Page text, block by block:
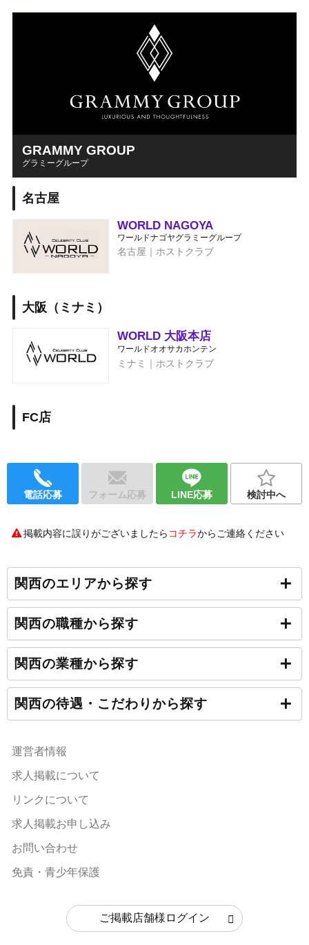
GRAMMY GROUP
グラミーグループ
名古屋
WORLD NAGOYA
ワールドナゴヤグラミーグループ
名古屋｜ホストクラブ
大阪（ミナミ）
WORLD 大阪本店
ワールドオオサカホンテン
ミナミ｜ホストクラブ
FC店
電話応募 フォーム応募 LINE応募 検討中へ
掲載内容に誤りがございましたら コチラからご連絡ください
関西のエリアから探す
関西の職種から探す
関西の業種から探す
関西の待遇・こだわりから探す
運営者情報
求人掲載について
リンクについて
求人掲載お申し込み
お問い合わせ
免責・青少年保護
ご掲載店舗様ログイン